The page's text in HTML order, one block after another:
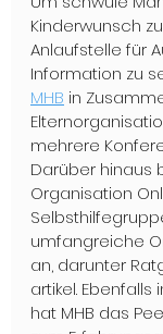
Kinderwunsch
Anlaufstelle für
Information zu
MHB in
mehrere
Darüber hinaus
Organisation
umfangreiche
an, darunter
artikel.
hat MHB das